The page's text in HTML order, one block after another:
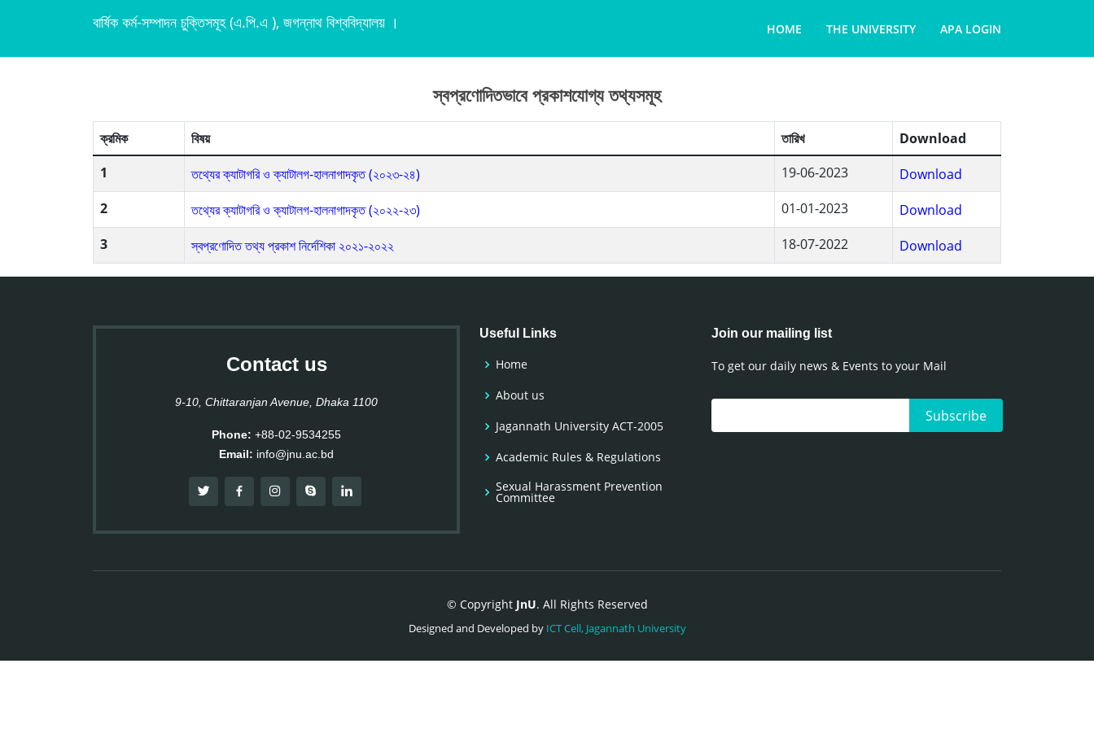
বার্ষিক কর্ম-সম্পাদন চুক্তিসমূহ (এ.পি.এ ), জগন্নাথ বিশ্ববিদ্যালয় । HOME THE UNIVERSITY APA LOGIN
স্বপ্রণোদিতভাবে প্রকাশযোগ্য তথ্যসমূহ
ক্রমিক বিষয় তারিখ
Download
1
তথ্যের ক্যাটাগরি ও ক্যাটালগ-হালনাগাদকৃত (২০২৩-২৪) 19-06-2023
Download
2
তথ্যের ক্যাটাগরি ও ক্যাটালগ-হালনাগাদকৃত (২০২২-২৩) 01-01-2023
Download
3
স্বপ্রণোদিত তথ্য প্রকাশ নির্দেশিকা ২০২১-২০২২ 18-07-2022 Download
Contact us
9-10, Chittaranjan Avenue, Dhaka 1100
Phone: +88-02-9534255
Email: info@jnu.ac.bd
Useful Links
Home
About us
Jagannath University ACT-2005
Academic Rules & Regulations
Sexual Harassment Prevention
Committee
Join our mailing list
To get our daily news & Events to your Mail
© Copyright JnU. All Rights Reserved
Designed and Developed by ICT Cell, Jagannath University